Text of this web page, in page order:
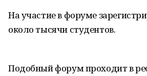
На участие в форуме
около тысячи студентов.
Подобный форум проходит в